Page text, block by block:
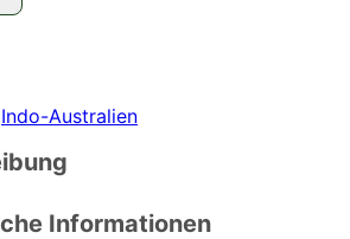
Indo-Australien
Informationen